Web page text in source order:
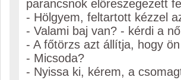
parancsnok előreszegezett
- Hölgyem, feltartott kézzel
- Valami baj van? - kérdi a
- A főtörzs azt állítja, hogy
- Micsoda?
- Nyissa ki, kérem, a